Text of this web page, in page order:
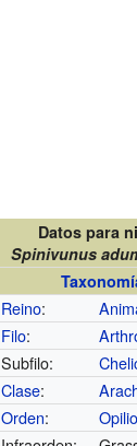
Datos para
Spinivunus
Reino:
Filo:
Subfilo:
Clase:
Orden: